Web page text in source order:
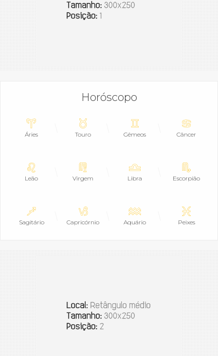
Horóscopo
Áries Touro Gêmeos Câncer
Leão Virgem Libra Escorpião
Sagitário Capricórnio Aquário Peixes